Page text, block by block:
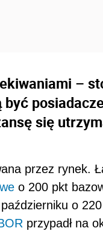
–
być
się
przez rynek.
o 200 pkt
o
przypadł na